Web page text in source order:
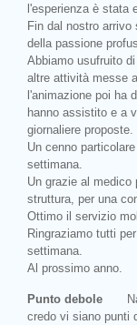
l'esperienza è stata
Fin dal nostro
della passione
Abbiamo usufruito
altre attività messe
l'animazione poi ha
hanno assistito e a
giornaliere proposte.
Un cenno
settimana.
Un grazie al medico
struttura, per una
Ottimo il servizio
Ringraziamo tutti
settimana.
Al prossimo anno.
Punto debole
credo vi siano punti